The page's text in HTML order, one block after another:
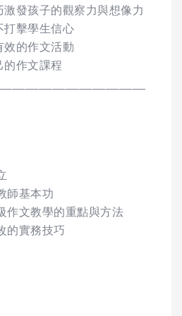
激發孩子的觀察力與想像力
打擊學生信心
效的作文活動
的作文課程
師基本功
作文教學的重點與方法
的實務技巧